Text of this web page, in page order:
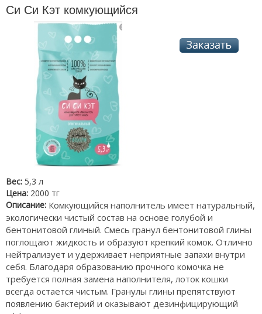
Си Си Кэт комкующийся
Вес: 5,3 л
Цена: 2000 тг
Описание: Комкующийся наполнитель имеет натуральный,
экологически чистый состав на основе голубой и
бентонитовой глиный. Смесь гранул бентонитовой глины
поглощают жидкость и образуют крепкий комок. Отлично
нейтрализует и удерживает неприятные запахи внутри
себя. Благодаря образованию прочного комочка не
требуется полная замена наполнителя, лоток кошки
всегда остается чистым. Гранулы глины препятствуют
появлению бактерий и оказывают дезинфицирующий